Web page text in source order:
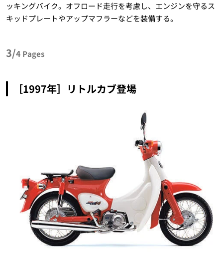
ッキングバイク。オフロード走行を考慮し、エンジンを守るス
キッドプレートやアップマフラーなどを装備する。
3/4 Pages
［1997年］リトルカブ登場